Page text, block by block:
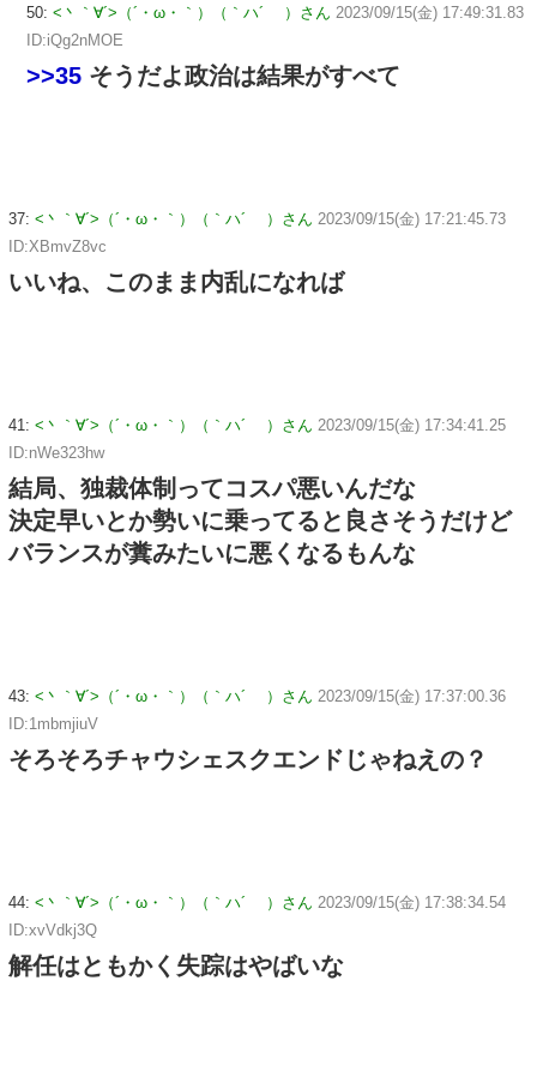
50: <丶｀∀´>（´・ω・｀）（｀ハ´ ）さん 2023/09/15(金) 17:49:31.83
ID:iQg2nMOE
>>35 そうだよ政治は結果がすべて
37: <丶｀∀´>（´・ω・｀）（｀ハ´ ）さん 2023/09/15(金) 17:21:45.73
ID:XBmvZ8vc
いいね、このまま内乱になれば
41: <丶｀∀´>（´・ω・｀）（｀ハ´ ）さん 2023/09/15(金) 17:34:41.25
ID:nWe323hw
結局、独裁体制ってコスパ悪いんだな
決定早いとか勢いに乗ってると良さそうだけど
バランスが糞みたいに悪くなるもんな
43: <丶｀∀´>（´・ω・｀）（｀ハ´ ）さん 2023/09/15(金) 17:37:00.36
ID:1mbmjiuV
そろそろチャウシェスクエンドじゃねえの？
44: <丶｀∀´>（´・ω・｀）（｀ハ´ ）さん 2023/09/15(金) 17:38:34.54
ID:xvVdkj3Q
解任はともかく失踪はやばいな